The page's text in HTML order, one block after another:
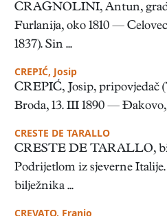
CRAGNOLINI, Antun,
Furlanija, oko 1810 —
1837). Sin ...
CREPIĆ, Josip
CREPIĆ, Josip, pripovjedač
Broda, 13. III 1890 — Đakovo,
CRESTE DE TARALLO
CRESTE DE TARALLO,
Podrijetlom iz sjeverne
bilježnika ...
CREVATO, Franjo